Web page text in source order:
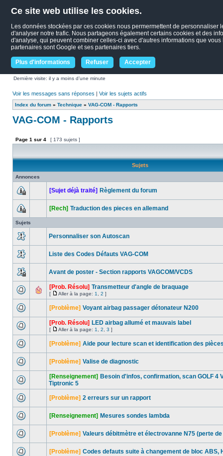
Ce site web utilise les cookies.
Les données stockées par ces cookies nous permermettent de
d'analyser notre trafic. Nous partageons également certains cookies et des
d'analyse, qui peuvent combiner celles-ci avec d'autres informations que
partenaires sont Google et ses partenaires tiers.
Plus d'informations Refuser Accepter
Dernière visite: il y a moins d’une minute
Voir les messages sans réponses | Voir les sujets actifs
Index du forum » Technique » VAG-COM - Rapports
VAG-COM - Rapports
Page 1 sur 4 [ 173 sujets ]
Sujets
Annonces
[Sujet déjà traité] Règlement du forum
[Rech] Traduction des pieces en allemand
Sujets
Personnaliser son Autoscan
Liste des Codes Défauts VAG-COM
Avant de poster - Section rapports VAGCOM/VCDS
[Prob. Résolu] Transmetteur d'angle de braquage
[ Aller à la page: 1 2 ]
[Problème] Voyant airbag passager détonateur N200
[Prob. Résolu] LED airbag allumé et mauvais label
[ Aller à la page: 1 2 3 ]
[Problème] Aide pour lecture scan et identification des
[Problème] Valise de diagnostic
[Renseignement] Besoin d'infos, confirmation, scan GOLF 4
Tiptronic 5
[Problème] 2 erreurs sur un rapport
[Renseignement] Mesures sondes lambda
[Problème] Valeurs débitmètre et électrovanne N75 (perte
[Problème] Codes defauts suite à changement de bloc ABS,